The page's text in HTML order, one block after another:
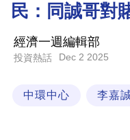
業
科
技
民：同誠哥對
經濟一週編輯部
投資熱話 Dec 2 2025
中環中心 李嘉